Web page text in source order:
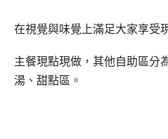
在視覺與味覺上滿足大家享受
主餐現點現做，其他自助區分
湯、甜點區。